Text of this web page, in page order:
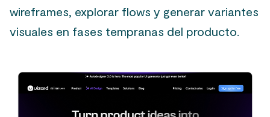
wireframes, explorar flows y generar variantes
visuales en fases tempranas del producto.